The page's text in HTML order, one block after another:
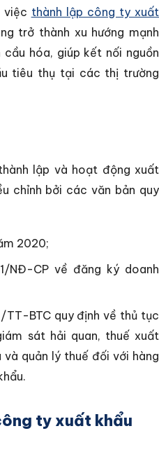
việc thành lập công ty xuất
trở thành xu hướng mạnh
hóa, giúp kết nối nguồn
tiêu thụ tại các thị trường
lập và hoạt động xuất
chỉnh bởi các văn bản quy
2020;
NĐ-CP về đăng ký doanh
BTC quy định về thủ tục
sát hải quan, thuế xuất
và quản lý thuế đối với hàng
ty xuất khẩu